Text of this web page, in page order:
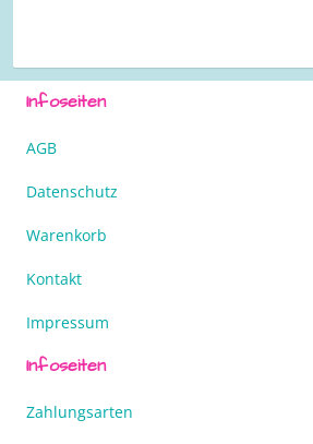
Infoseiten
AGB
Datenschutz
Warenkorb
Kontakt
Impressum
Infoseiten
Zahlungsarten